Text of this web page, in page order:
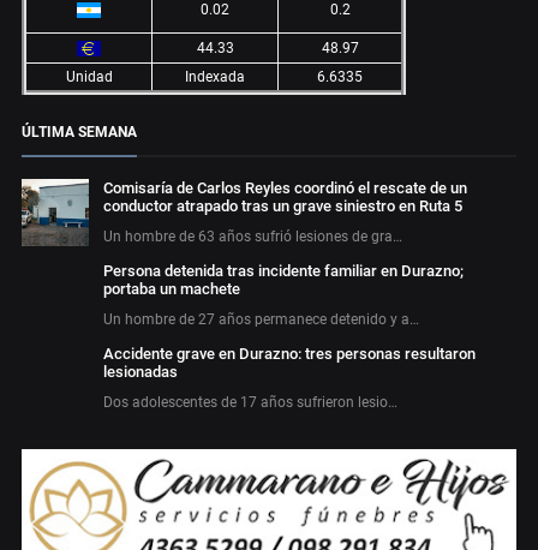
0.02 0.2
44.33
48.97
Unidad
Indexada 6.6335
ÚLTIMA SEMANA
Comisaría de Carlos Reyles coordinó el rescate de un
conductor atrapado tras un grave siniestro en Ruta 5
Un hombre de 63 años sufrió lesiones de gra…
Persona detenida tras incidente familiar en Durazno;
portaba un machete
Un hombre de 27 años permanece detenido y a…
Accidente grave en Durazno: tres personas resultaron
lesionadas
Dos adolescentes de 17 años sufrieron lesio…